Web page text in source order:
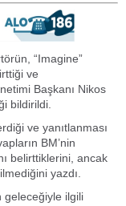
“Imagine”
ve
Başkanı Nikos
bildirildi.
ve yanıtlanması
BM’nin
belirttiklerini, ancak
yazdı.
geleceğiyle ilgili